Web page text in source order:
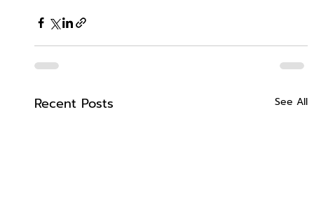
Recent Posts See All